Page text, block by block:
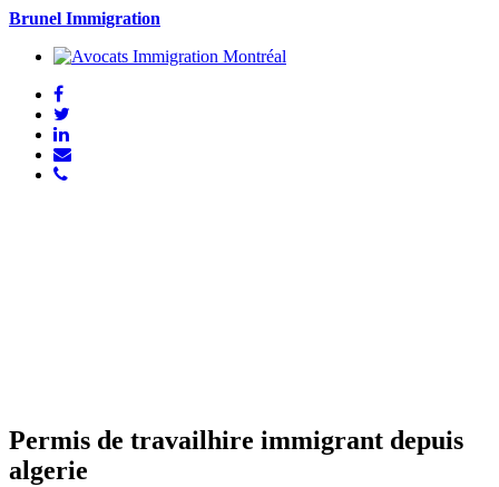
Brunel Immigration
Permis de travailhire immigrant depuis
algerie